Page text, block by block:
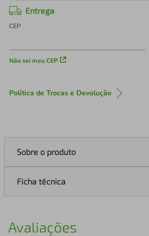
Entrega
CEP
Não sei meu CEP
Política de Trocas e Devolução
Sobre o produto
Ficha técnica
Avaliações